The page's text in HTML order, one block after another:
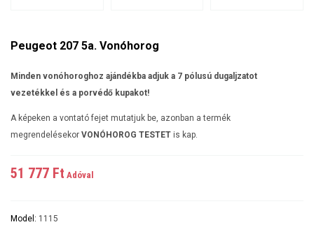
Peugeot 207 5a. Vonóhorog
Minden vonóhoroghoz ajándékba adjuk a 7 pólusú dugaljzatot
vezetékkel és a porvédő kupakot!
A képeken a vontató fejet mutatjuk be, azonban a termék
megrendelésekor VONÓHOROG TESTET is kap.
51 777 Ft‎ Adóval
Model: 1115